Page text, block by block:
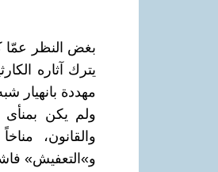
بغض النظر عمّا
يترك آثاره
مهددة بانهيار
ولم يكن
والقانون،
و»التعفيش»